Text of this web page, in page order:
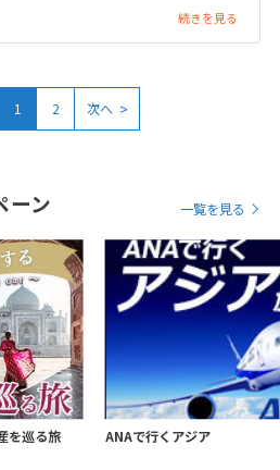
続きを見る
1 2 次へ >
ーン 一覧を見る
を巡る旅 ANAで行くアジア
14
17
21 23
24
28 30
1
5 7